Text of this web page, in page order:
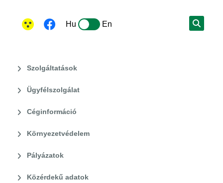
Hu En
Szolgáltatások
Ügyfélszolgálat
Céginformáció
Környezetvédelem
Pályázatok
Közérdekű adatok